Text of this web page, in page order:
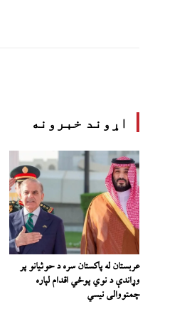
اړوند خبرونه
عربستان له پاکستان سره د حوثیانو پر
وړاندې د نوي پوځي اقدام لپاره
چمتووالی نیسي